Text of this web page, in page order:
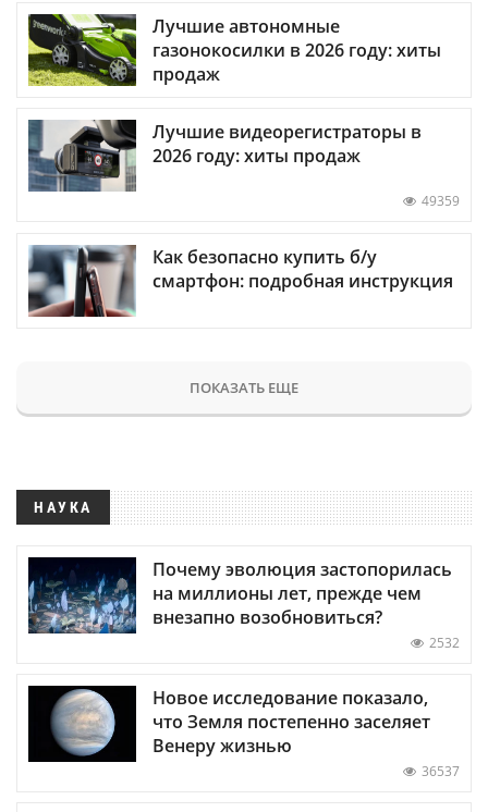
Лучшие автономные
газонокосилки в 2026 году: хиты
продаж
Лучшие видеорегистраторы в
2026 году: хиты продаж
49359
Как безопасно купить б/у
смартфон: подробная инструкция
ПОКАЗАТЬ ЕЩЕ
НАУКА
Почему эволюция застопорилась
на миллионы лет, прежде чем
внезапно возобновиться?
2532
Новое исследование показало,
что Земля постепенно заселяет
Венеру жизнью
36537